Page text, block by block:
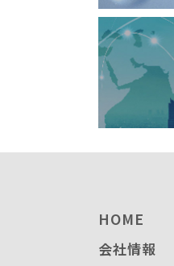
HOME
会社情報